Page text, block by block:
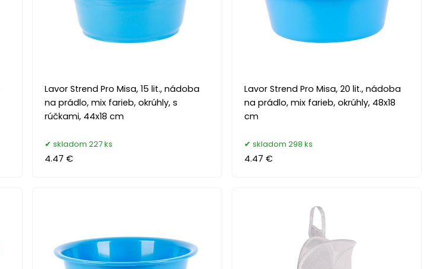
Lavor Strend Pro Misa, 15 lit., nádoba
na prádlo, mix farieb, okrúhly, s
rúčkami, 44x18 cm
skladom 227 ks
4.47 €
Lavor Strend Pro Misa, 20 lit., nádoba
na prádlo, mix farieb, okrúhly, 48x18
cm
skladom 298 ks
4.47 €